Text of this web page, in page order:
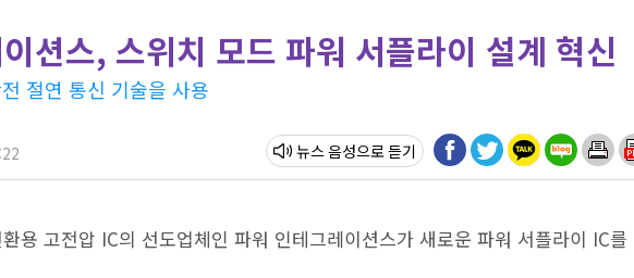
션스, 스위치 모드 파워 서플라이 설계 혁신
절연 통신 기술을 사용
뉴스 음성
용 고전압 IC의 선도업체인 파워 인테그레이션스가 새로운 파워 서플라이 IC를